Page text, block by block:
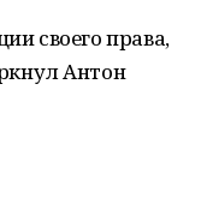
своего права,
Антон